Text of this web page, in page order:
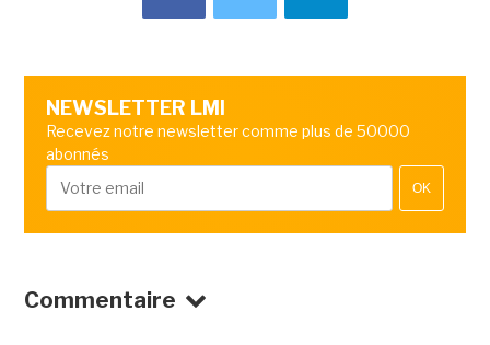
NEWSLETTER LMI
Recevez notre newsletter comme plus de 50000
abonnés
OK
Commentaire